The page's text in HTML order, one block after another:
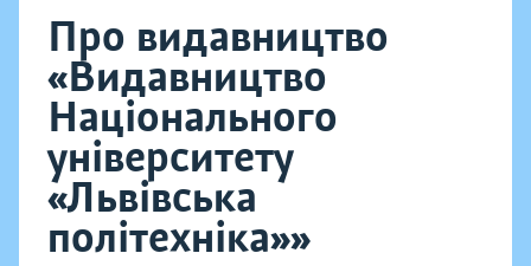
Про видавництво
«Видавництво
Національного
університету
«Львівська
політехніка»»